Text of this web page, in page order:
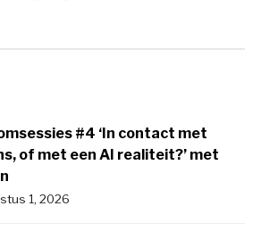
#4 ‘In contact met
of met een AI realiteit?’ met
1, 2026